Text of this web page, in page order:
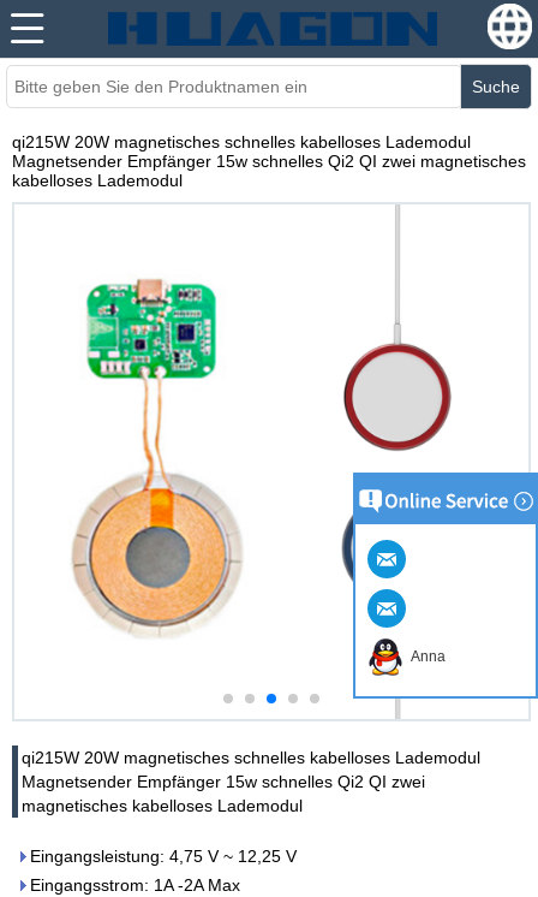
Suche
qi215W 20W magnetisches schnelles kabelloses Lademodul
Magnetsender Empfänger 15w schnelles Qi2 QI zwei magnetisches
kabelloses Lademodul
qi215W 20W magnetisches schnelles kabelloses Lademodul
Magnetsender Empfänger 15w schnelles Qi2 QI zwei
magnetisches kabelloses Lademodul
Eingangsleistung: 4,75 V ~ 12,25 V
Eingangsstrom: 1A -2A Max
Anna